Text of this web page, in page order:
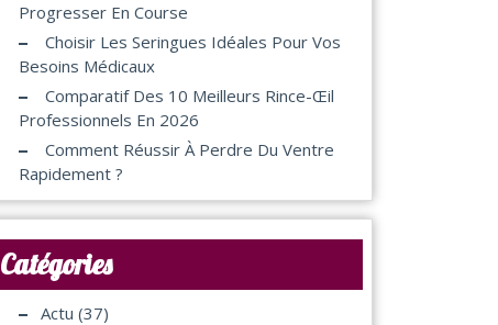
Progresser En Course
Choisir Les Seringues Idéales Pour Vos
Besoins Médicaux
Comparatif Des 10 Meilleurs Rince-Œil
Professionnels En 2026
Comment Réussir À Perdre Du Ventre
Rapidement ?
Catégories
Actu (37)